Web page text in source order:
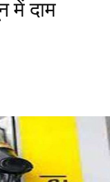
में दाम